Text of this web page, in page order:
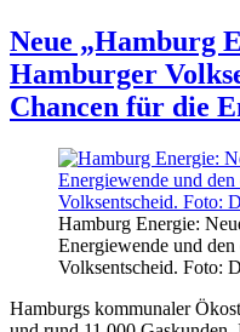
Neue „Hamburg
Hamburger
Chancen für die
Hamburg Energie:
Energiewende und
Volksentscheid. Foto:
Hamburgs kommunaler